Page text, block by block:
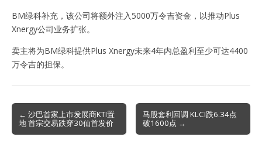
BM绿科补充，该公司将额外注入5000万令吉资金，以推动Plus
Xnergy公司业务扩张。
卖主将为BM绿科提供Plus Xnergy未来4年内总盈利至少可达4400
万令吉的担保。
Post
navigation
← 沙巴首家上市发展商KTI置
地 首宗交易跌穿30仙首发价
马股套利回调 KLCI跌6.34点
破1600点 →